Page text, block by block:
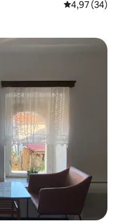
5 üzerinden
4,97 (34)
arasında